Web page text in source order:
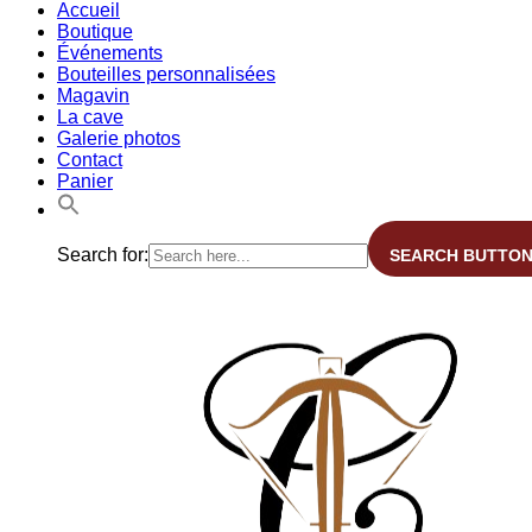
Accueil
Boutique
Événements
Bouteilles personnalisées
Magavin
La cave
Galerie photos
Contact
Panier
Search for: SEARCH BUTTON